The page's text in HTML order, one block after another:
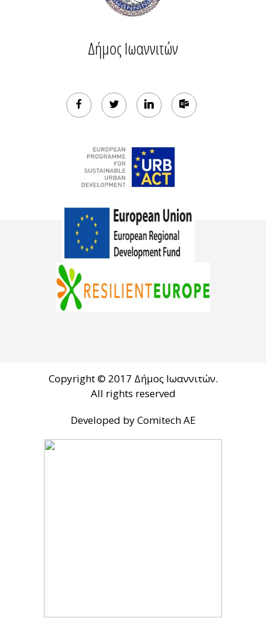
Δήμος Ιωαννιτών
Copyright © 2017 Δήμος Ιωαννιτών.
All rights reserved
Developed by Comitech AE